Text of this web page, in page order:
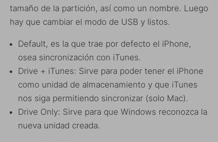
tamaño de la partición, así como un nombre. Luego
hay que cambiar el modo de USB y listos.
Default, es la que trae por defecto el iPhone,
osea sincronización con iTunes.
Drive + iTunes: Sirve para poder tener el iPhone
como unidad de almacenamiento y que iTunes
nos siga permitiendo sincronizar (solo Mac).
Drive Only: Sirve para que Windows reconozca la
nueva unidad creada.